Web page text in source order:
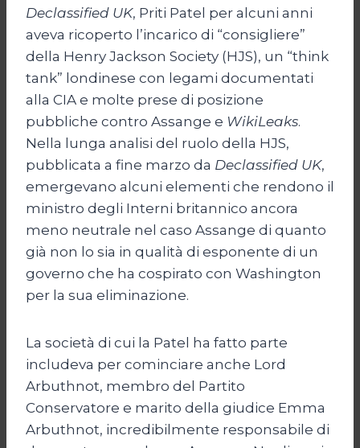
Declassified UK, Priti Patel per alcuni anni
aveva ricoperto l’incarico di “consigliere”
della Henry Jackson Society (HJS), un “think
tank” londinese con legami documentati
alla CIA e molte prese di posizione
pubbliche contro Assange e WikiLeaks.
Nella lunga analisi del ruolo della HJS,
pubblicata a fine marzo da Declassified UK,
emergevano alcuni elementi che rendono il
ministro degli Interni britannico ancora
meno neutrale nel caso Assange di quanto
già non lo sia in qualità di esponente di un
governo che ha cospirato con Washington
per la sua eliminazione.
La società di cui la Patel ha fatto parte
includeva per cominciare anche Lord
Arbuthnot, membro del Partito
Conservatore e marito della giudice Emma
Arbuthnot, incredibilmente responsabile di